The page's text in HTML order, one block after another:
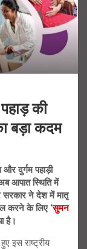
की
बड़ा कदम
दुर्गम पहाड़ी
आपात स्थिति में
सरकार ने देश में मातृ
करने के लिए ‘सुमन
है।
इस राष्ट्रीय